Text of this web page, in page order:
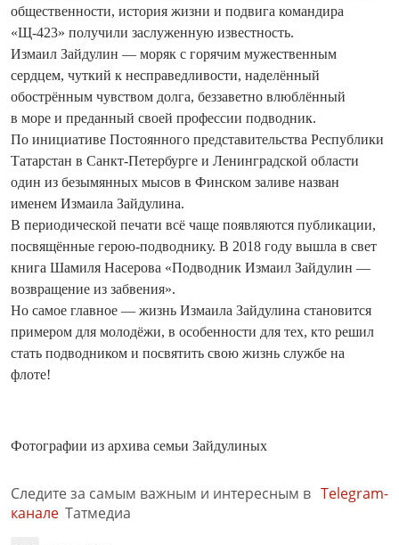
общественности, история жизни и подвига командира
«Щ-423» получили заслуженную известность.
Измаил Зайдулин — моряк с горячим мужественным
сердцем, чуткий к несправедливости, наделённый
обострённым чувством долга, беззаветно влюблённый
в море и преданный своей профессии подводник.
По инициативе Постоянного представительства Республики
Татарстан в Санкт-Петербурге и Ленинградской области
один из безымянных мысов в Финском заливе назван
именем Измаила Зайдулина.
В периодической печати всё чаще появляются публикации,
посвящённые герою-подводнику. В 2018 году вышла в свет
книга Шамиля Насерова «Подводник Измаил Зайдулин —
возвращение из забвения».
Но самое главное — жизнь Измаила Зайдулина становится
примером для молодёжи, в особенности для тех, кто решил
стать подводником и посвятить свою жизнь службе на
флоте!
Фотографии из архива семьи Зайдулиных
Следите за самым важным и интересным в Telegram-
канале Татмедиа